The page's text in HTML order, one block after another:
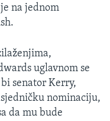
na jednom
uglavnom se
bi senator Kerry,
nominaciju,
da mu bude